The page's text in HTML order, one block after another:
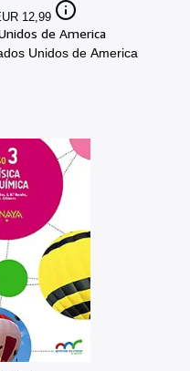
12,99
de America
Unidos de America